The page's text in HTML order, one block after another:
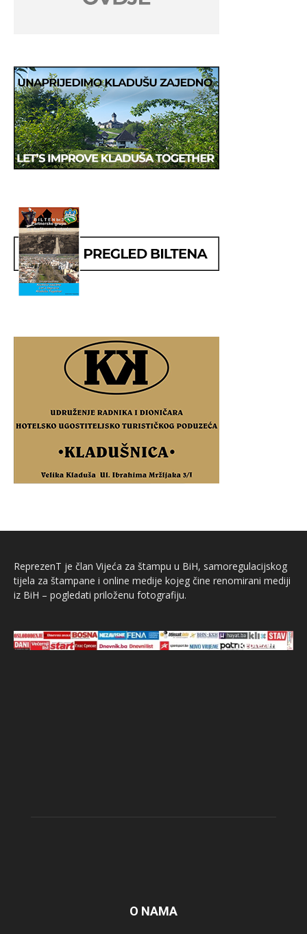
ReprezenT je član Vijeća za štampu u BiH, samoregulacijskog
tijela za štampane i online medije kojeg čine renomirani mediji
iz BiH – pogledati priloženu fotografiju.
O NAMA